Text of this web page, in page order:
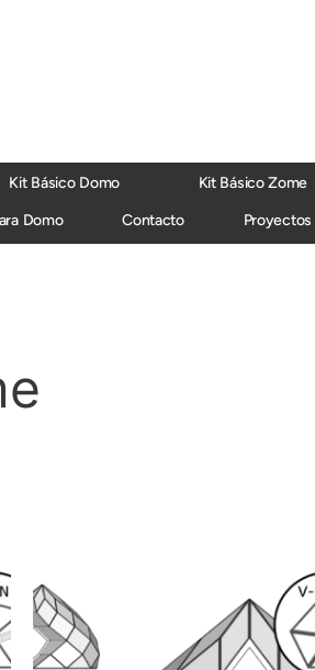
Kit Básico Domo Kit Básico Zome
Domo Contacto Proyectos